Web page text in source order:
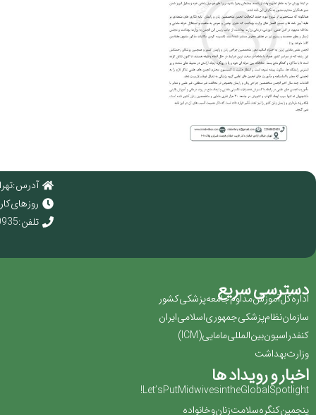
آدرس :
روز های کاری
تلفن : 02166920935
دسترسی سریع
اداره کل آموزش مداوم جامعه پزشکی کشور
سازمان نظام پزشکی جمهوری اسلامی ایران ‏
کنفدراسیون بین المللی مامایی(‏ICM‏)‏
وزارت بهداشت
اخبار و رویداد ها
Let’s Put Midwives in the Global Spotlight!
پنجمین کنگره سلامت زنان و خانواده